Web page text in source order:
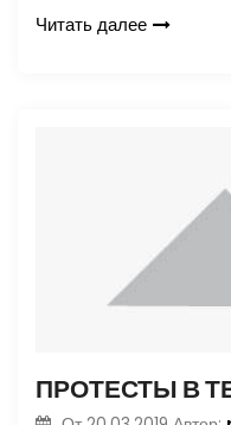
Читать далее
ПРОТЕСТЫ В